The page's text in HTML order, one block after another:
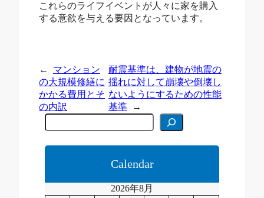
これらのライフイベントが人々に家を購入
する意欲を与える要因となっています。
←
マンション
の大規模修繕に
かかる費用とそ
の内訳
耐震基準は、建物が地震の
揺れに対して崩壊や倒壊し
ないようにするための性能
基準
→
C
e
c
Calendar
2026年8月